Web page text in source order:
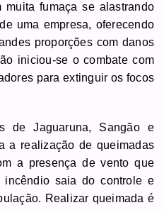
muita fumaça se alastrando
uma empresa, oferecendo
proporções com danos
iniciou-se o combate com
para extinguir os focos
de Jaguaruna, Sangão e
a realização de queimadas
a presença de vento que
saia do controle e
Realizar queimada é